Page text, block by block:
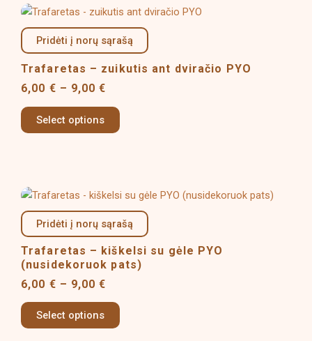
the
product
page
Pridėti į norų sąrašą
Trafaretas – zuikutis ant dviračio PYO
6,00 € – 9,00€
Price
6,00 €
through
9,00 €
Select options
This
product
has
multiple
options
may
the
product
page
Pridėti į norų sąrašą
Trafaretas – kiškelsi su gėle PYO
(nusidekoruok pats)
6,00 € – 9,00€
Price
6,00 €
through
9,00 €
Select options
This
product
has
multiple
variants.
may
be